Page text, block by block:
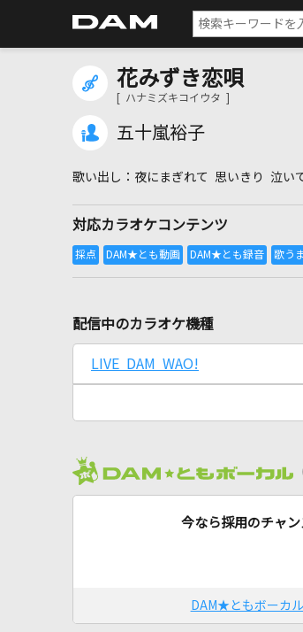
花みずき恋唄
[ ハナミズキコイウタ ]
五十嵐裕子
夜にまぎれて 思いきり 泣い
対応カラオケコンテンツ
配信中のカラオケ機種
LIVE DAM WAO!
今なら採用のチャ
DAM★ともボーカ